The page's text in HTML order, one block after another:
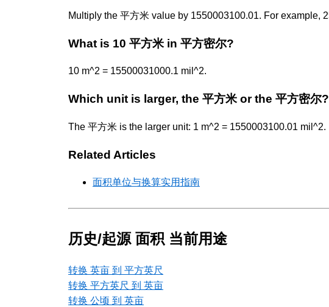
Multiply the 平方米 value by 1550003100.01. For example,
What is 10 平方米 in 平方密尔?
10 m^2 = 15500031000.1 mil^2.
Which unit is larger, the 平方米 or the 平方密尔?
The 平方米 is the larger unit: 1 m^2 = 1550003100.01 mil^2.
Related Articles
面积单位与换算实用指南
历史/起源 面积 当前用途
转换 英亩 到 平方英尺
转换 平方英尺 到 英亩
转换 公顷 到 英亩